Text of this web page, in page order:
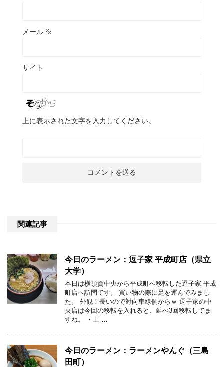
メール ※
サイト
上に表示された文字を入力してください。
関連記事
今日のラーメン：逗子家 平成町店（県立
大学）
本日は横須賀中央から平成町へ移転した逗子家 平成
町店へ訪問です。 買い物の際に足を運んでみまし
た。 外観！長いので対向車線側からｗ 逗子家の中
央店は今回の移転を入れると、延べ3回移転してま
すね。 ・上 …
今日のラーメン：ラーメンやんぐ（三島
田町）